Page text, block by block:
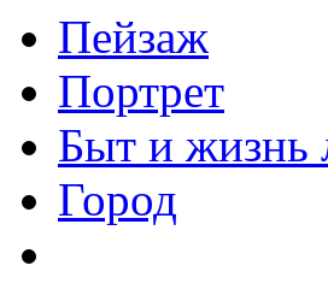
Пейзаж
Портрет
Быт и жизнь
Город